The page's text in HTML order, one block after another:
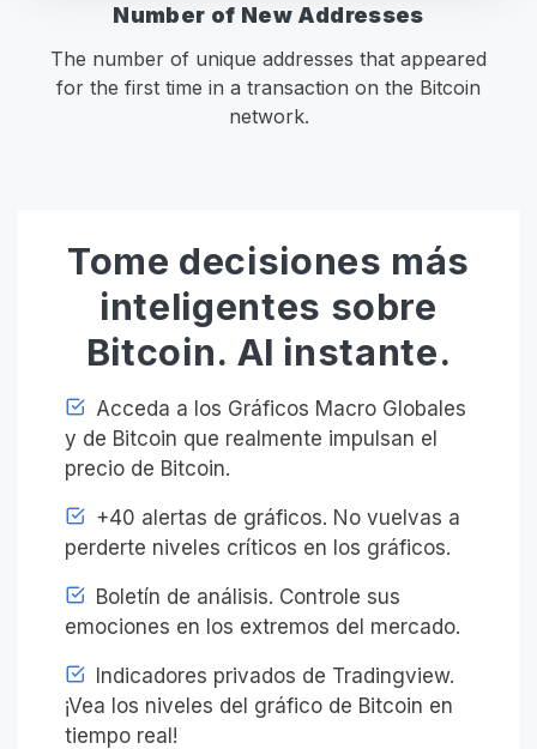
Number of New Addresses
The number of unique addresses that appeared
for the first time in a transaction on the Bitcoin
network.
Tome decisiones más
inteligentes sobre
Bitcoin. Al instante.
Acceda a los Gráficos Macro Globales
y de Bitcoin que realmente impulsan el
precio de Bitcoin.
+40 alertas de gráficos. No vuelvas a
perderte niveles críticos en los gráficos.
Boletín de análisis. Controle sus
emociones en los extremos del mercado.
Indicadores privados de Tradingview.
¡Vea los niveles del gráfico de Bitcoin en
tiempo real!